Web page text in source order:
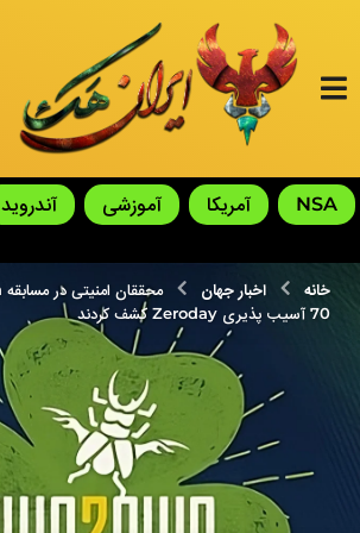
NSA آمریکا آموزشی آندروید
خانه اخبار جهان
70 آسیب پذیری Zeroday کشف کردند